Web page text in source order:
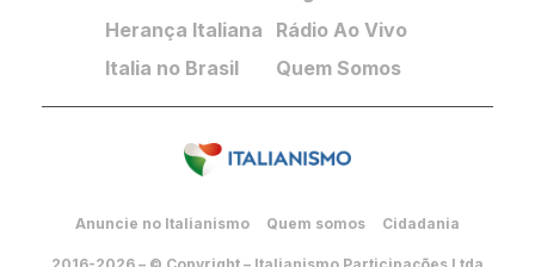
Herança Italiana
Italia no Brasil
Rádio Ao Vivo
Quem Somos
Anuncie no Italianismo Quem somos Cidadania